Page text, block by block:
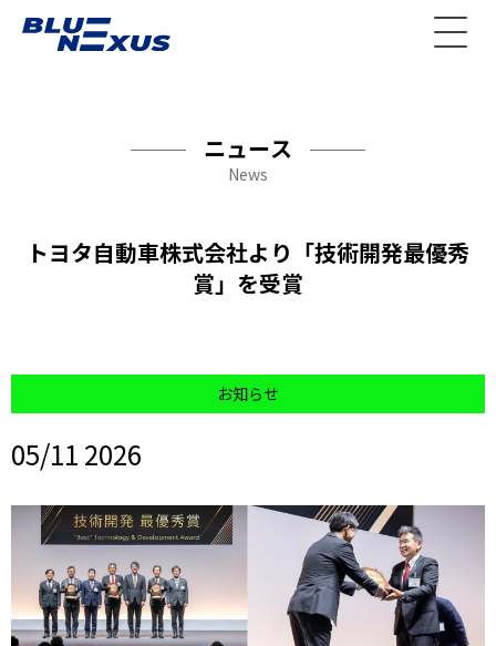
ニュース
News
トヨタ自動車株式会社より「技術開発最優秀
賞」を受賞
お知らせ
05/11 2026